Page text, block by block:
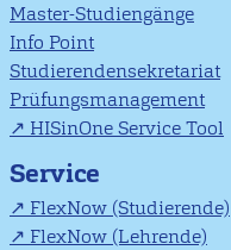
Master-Studiengänge
Info Point
Studierendensekretariat
Prüfungsmanagement
HISinOne Service Tool
Service
FlexNow (Studierende)
FlexNow (Lehrende)